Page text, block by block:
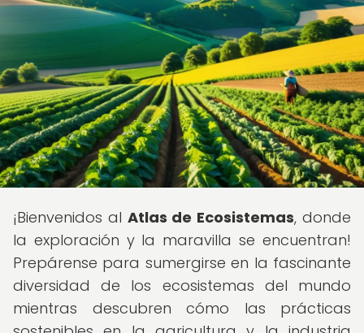
¡Bienvenidos al Atlas de Ecosistemas, donde
la exploración y la maravilla se encuentran!
Prepárense para sumergirse en la fascinante
diversidad de los ecosistemas del mundo
mientras descubren cómo las prácticas